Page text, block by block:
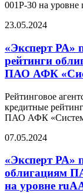
001Р-30 на уровне
23.05.2024
«Эксперт РА»
рейтинги
ПАО АФК
Рейтинговое
кредитные
ПАО АФК
07.05.2024
«Эксперт РА»
облигациям
на уровне